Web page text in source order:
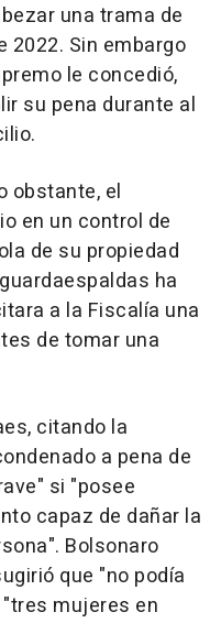
una trama de
2022. Sin embargo
le concedió,
su pena durante al
obstante, el
en un control de
de su propiedad
ha
a la Fiscalía una
de tomar una
citando la
a pena de
si "posee
capaz de dañar la
Bolsonaro
que "no podía
mujeres en